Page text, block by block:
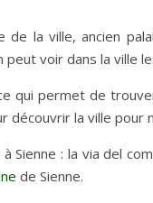
de la ville, ancien
peut voir dans la ville
qui permet de
découvrir la ville
Sienne : la via del
de Sienne.